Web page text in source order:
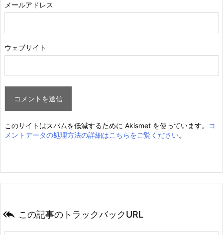
メールアドレス
ウェブサイト
このサイトはスパムを低減するために Akismet を使っています。
コ
メントデータの処理方法の詳細はこちらをご覧ください。
 この記事のトラックバックURL